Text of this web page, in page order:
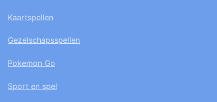
Kaartspellen
Gezelschapsspellen
Pokemon Go
Sport en spel